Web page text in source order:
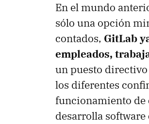
En el mundo
sólo una opción
contados, GitLab
empleados,
un puesto
los diferentes
funcionamiento de
desarrolla